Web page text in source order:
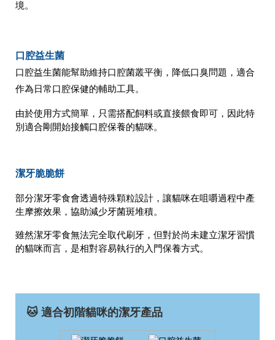
境。
口腔益生菌
口腔益生菌能幫助維持口腔菌叢平衡，降低口臭問題，適合
作為日常口腔保健的輔助工具。
由於使用方式簡單，只需搭配飼料或直接餵食即可，因此特
別適合剛開始接觸口腔保養的貓咪。
潔牙脆脆餅
部分潔牙零食會透過特殊顆粒設計，讓貓咪在咀嚼過程中產
生摩擦效果，協助減少牙菌斑堆積。
雖然潔牙零食無法完全取代刷牙，但對於尚未建立潔牙習慣
的貓咪而言，是相對容易執行的入門保養方式。
🐱 適合初階貓咪的潔牙產品